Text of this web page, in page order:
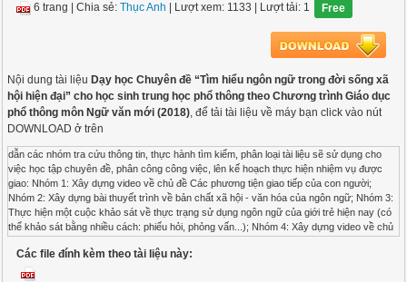
6 trang |Chia sẻ:Thục Anh | Lượt xem: 1133 | Lượt tải: 1 Free
Nội dung tài liệu Dạy học Chuyên đề “Tìm hiểu ngôn ngữ trong đời sống xã
hội hiện đại” cho học sinh trung học phổ thông theo Chương trình Giáo dục
phổ thông môn Ngữ văn mới (2018), để tải tài liệu về máy bạn click vào nút
DOWNLOAD ở trên
dẫn các nhóm tra cứu thông tin, thực hành tìm kiếm, phân loại tài liệu sẽ sử dụng cho
việc học tập chuyên đề, phân công công việc, lên kế hoạch thực hiện nhiệm vụ được
giao: Nhóm 1: Xây dựng video về chủ đề Các phương tiện giao tiếp của con người;
Nhóm 2: Xây dựng bài thuyết trình về bản chất xã hội - văn hóa của ngôn ngữ; Nhóm 3:
Thực hiện một cuộc khảo sát về thực trạng sử dụng ngôn ngữ của giới trẻ hiện nay (có
thể khảo sát bằng nhiều cách: phiếu hỏi, phỏng vấn...); Nhóm 4: Xây dựng video về chủ
xây dựng dưới dạng clip phỏng vấn, phim ngắn, phóng sự...). - Hoạt động 2 (4 tiết): Các
nhóm thực hiện nhiệm vụ được giao trên lớp dưới sự giúp đỡ, hướng dẫn, giám sát của
Các file đính kèm theo tài liệu này: